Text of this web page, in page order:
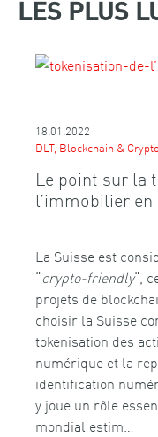
LES PLUS
18.01.2022
DLT, Blockchain &
Le point sur la
l’immobilier en
La Suisse est
“crypto-friendly“,
projets de
choisir la Suisse
tokenisation des
numérique et la
identification
y joue un rôle
mondial estim…